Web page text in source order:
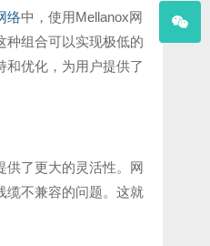
络中，使用Mellanox网
种组合可以实现极低的
和优化，为用户提供了
供了更大的灵活性。网
缆不兼容的问题。这就